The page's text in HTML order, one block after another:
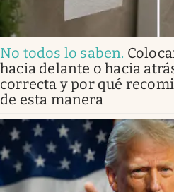
No todos lo saben.
hacia delante o hacia
correcta y por qué
de esta manera